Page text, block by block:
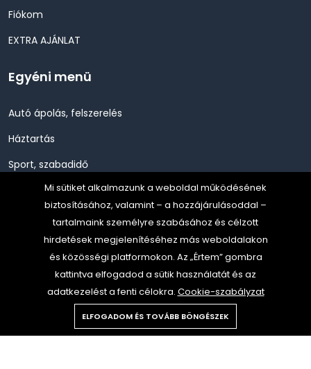
Fiókom
EXTRA AJÁNLAT
Egyéni menü
Autó ápolás, felszerelés
Háztartás
Sport, szabadidő
Szépség, Egészség, Higénia
Szerszám, Barkácsolás
Telefon, Okos eszköz, GPS
Copyright © 2024 Gold Media all rights reserved.
Mi sütiket alkalmazunk a weboldal működésének
biztosításához, valamint – a hozzájárulásoddal –
tartalmaink személyre szabásához és célzott
hirdetések megjelenítéséhez más weboldalakon
és közösségi platformokon. Az „Értem” gombra
kattintva elfogadod a sütik használatát és az
adatkezelést a fenti célokra. Cookie-szabályzat
ELFOGADOM ÉS TOVÁBB BÖNGÉSZEK